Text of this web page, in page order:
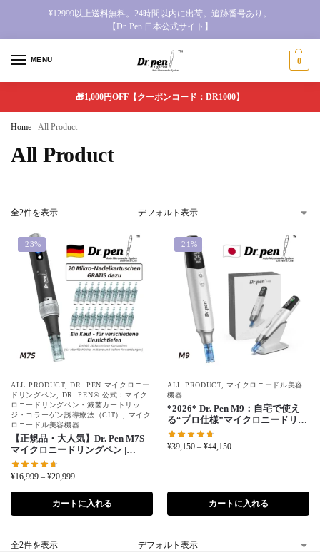
¥12999以上送料無料。24時間以内に出荷。追跡番号あり。
【Dr. Pen 日本公式サイト】
MENU 0
🎁1,000円OFF【クーポンコード：DR1000】
Home -All Product
All Product
全2件を表示
-23%
ALL PRODUCT,DR. PEN マイクロニー
ドリングペン
DR. PEN® 公式：マイク
ロニードリングペン・滅菌カートリッ
ジ・コラーゲン誘導療法（CIT）
マイク
ロニードル美容機器
【正規品・大人気】Dr. Pen M7S
マイクロニードリングペン |
16,000 RPM＋ギフトボックス＆
針カートリッジ 22本 無料付属
¥16,999 – ¥20,999
カートに入れる
-21%
ALL PRODUCT,マイクロニードル美容
機器
*2026* Dr. Pen M9：自宅で使え
る“プロ仕様”マイクロニードリン
グの次世代モデル
¥39,150 – ¥44,150
カートに入れる
全2件を表示